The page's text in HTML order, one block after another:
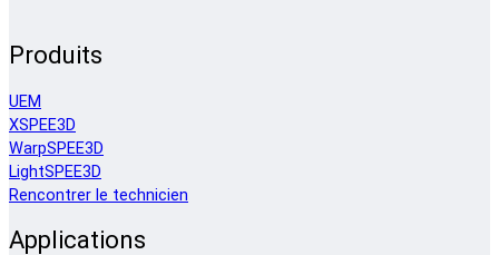
Produits
UEM
XSPEE3D
WarpSPEE3D
LightSPEE3D
Rencontrer le technicien
Applications